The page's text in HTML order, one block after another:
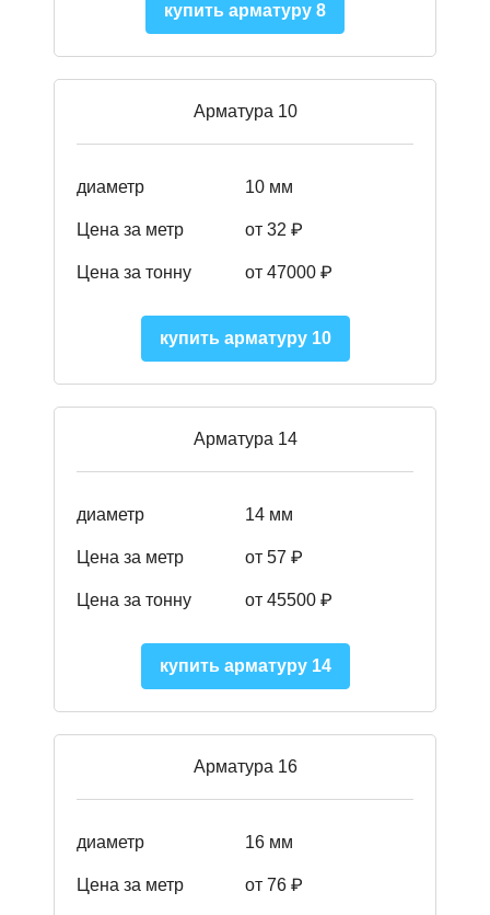
купить арматуру 8
Арматура 10
диаметр 10 мм
Цена за метр от 32 ₽
Цена за тонну от 47000 ₽
купить арматуру 10
Арматура 14
диаметр 14 мм
Цена за метр от 57 ₽
Цена за тонну от 45500 ₽
купить арматуру 14
Арматура 16
диаметр 16 мм
Цена за метр от 76 ₽